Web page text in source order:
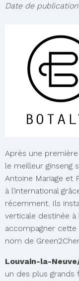
Date de publication
Après une
le meilleur ginseng
Antoine Mariage et
à l’international
récemment. Ils
verticale destinée
accompagner cette
nom de
Louvain-la-
un des plus grands